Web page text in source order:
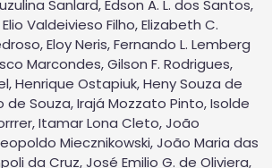
Sanlard, Edson A. L. dos Santos,
Valdeivieso Filho, Elizabeth C.
Eloy Neris, Fernando L. Lemberg
Marcondes, Gilson F. Rodrigues,
Henrique Ostapiuk, Heny Souza de
de Souza, Irajá Mozzato Pinto, Isolde
Itamar Lona Cleto, João
Miecznikowski, João Maria das
da Cruz, José Emilio G. de Oliviera,